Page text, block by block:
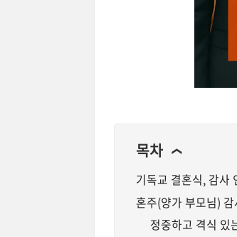
목차 ❯
기독교 결혼식, 감사
혼주(양가 부모님)
정중하고 격식 있